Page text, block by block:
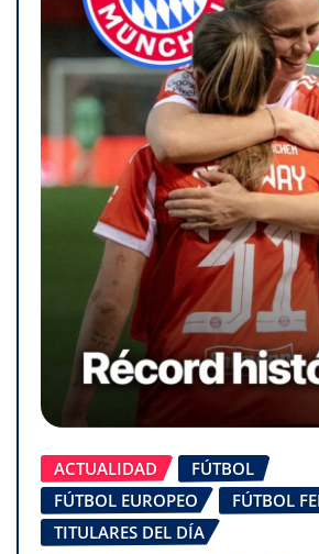
ACTUALIDAD
FÚTBOL
FÚTBOL EUROPEO
FÚTBOL
TITULARES DEL DÍA